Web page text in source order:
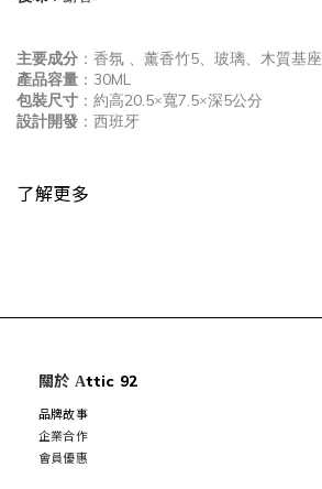
主要成分 ：香氛 、薰香竹5、玻璃、木質基座
產品容量 ： 30ML
包裝尺寸 ：約高20.5×寬7.5×深5公分
設計開發 ：西班牙
了解更多
關於 Attic 92
品牌故事
企業合作
會員優惠